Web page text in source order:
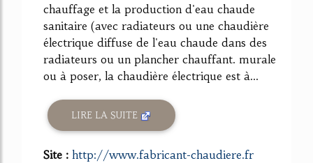
chauffage et la production d'eau chaude
sanitaire (avec radiateurs ou une chaudière
électrique diffuse de l'eau chaude dans des
radiateurs ou un plancher chauffant. murale
ou à poser, la chaudière électrique est à...
LIRE LA SUITE
Site : http://www.fabricant-chaudiere.fr